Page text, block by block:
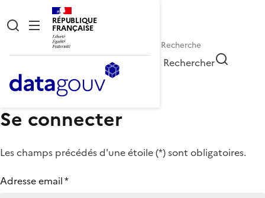
RÉPUBLIQUE
FRANÇAISE
Rechercher
Se connecter
Les champs précédés d'une étoile (*) sont obligatoires.
Adresse email*